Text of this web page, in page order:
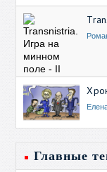
Главные